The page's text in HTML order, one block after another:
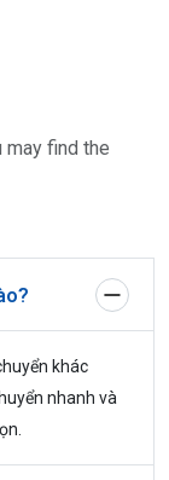
find the
khác
nhanh và